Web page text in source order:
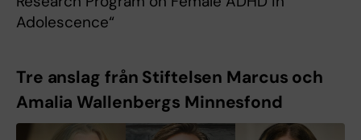
Adolescence“
Tre anslag från Stiftelsen Marcus och
Amalia Wallenbergs Minnesfond